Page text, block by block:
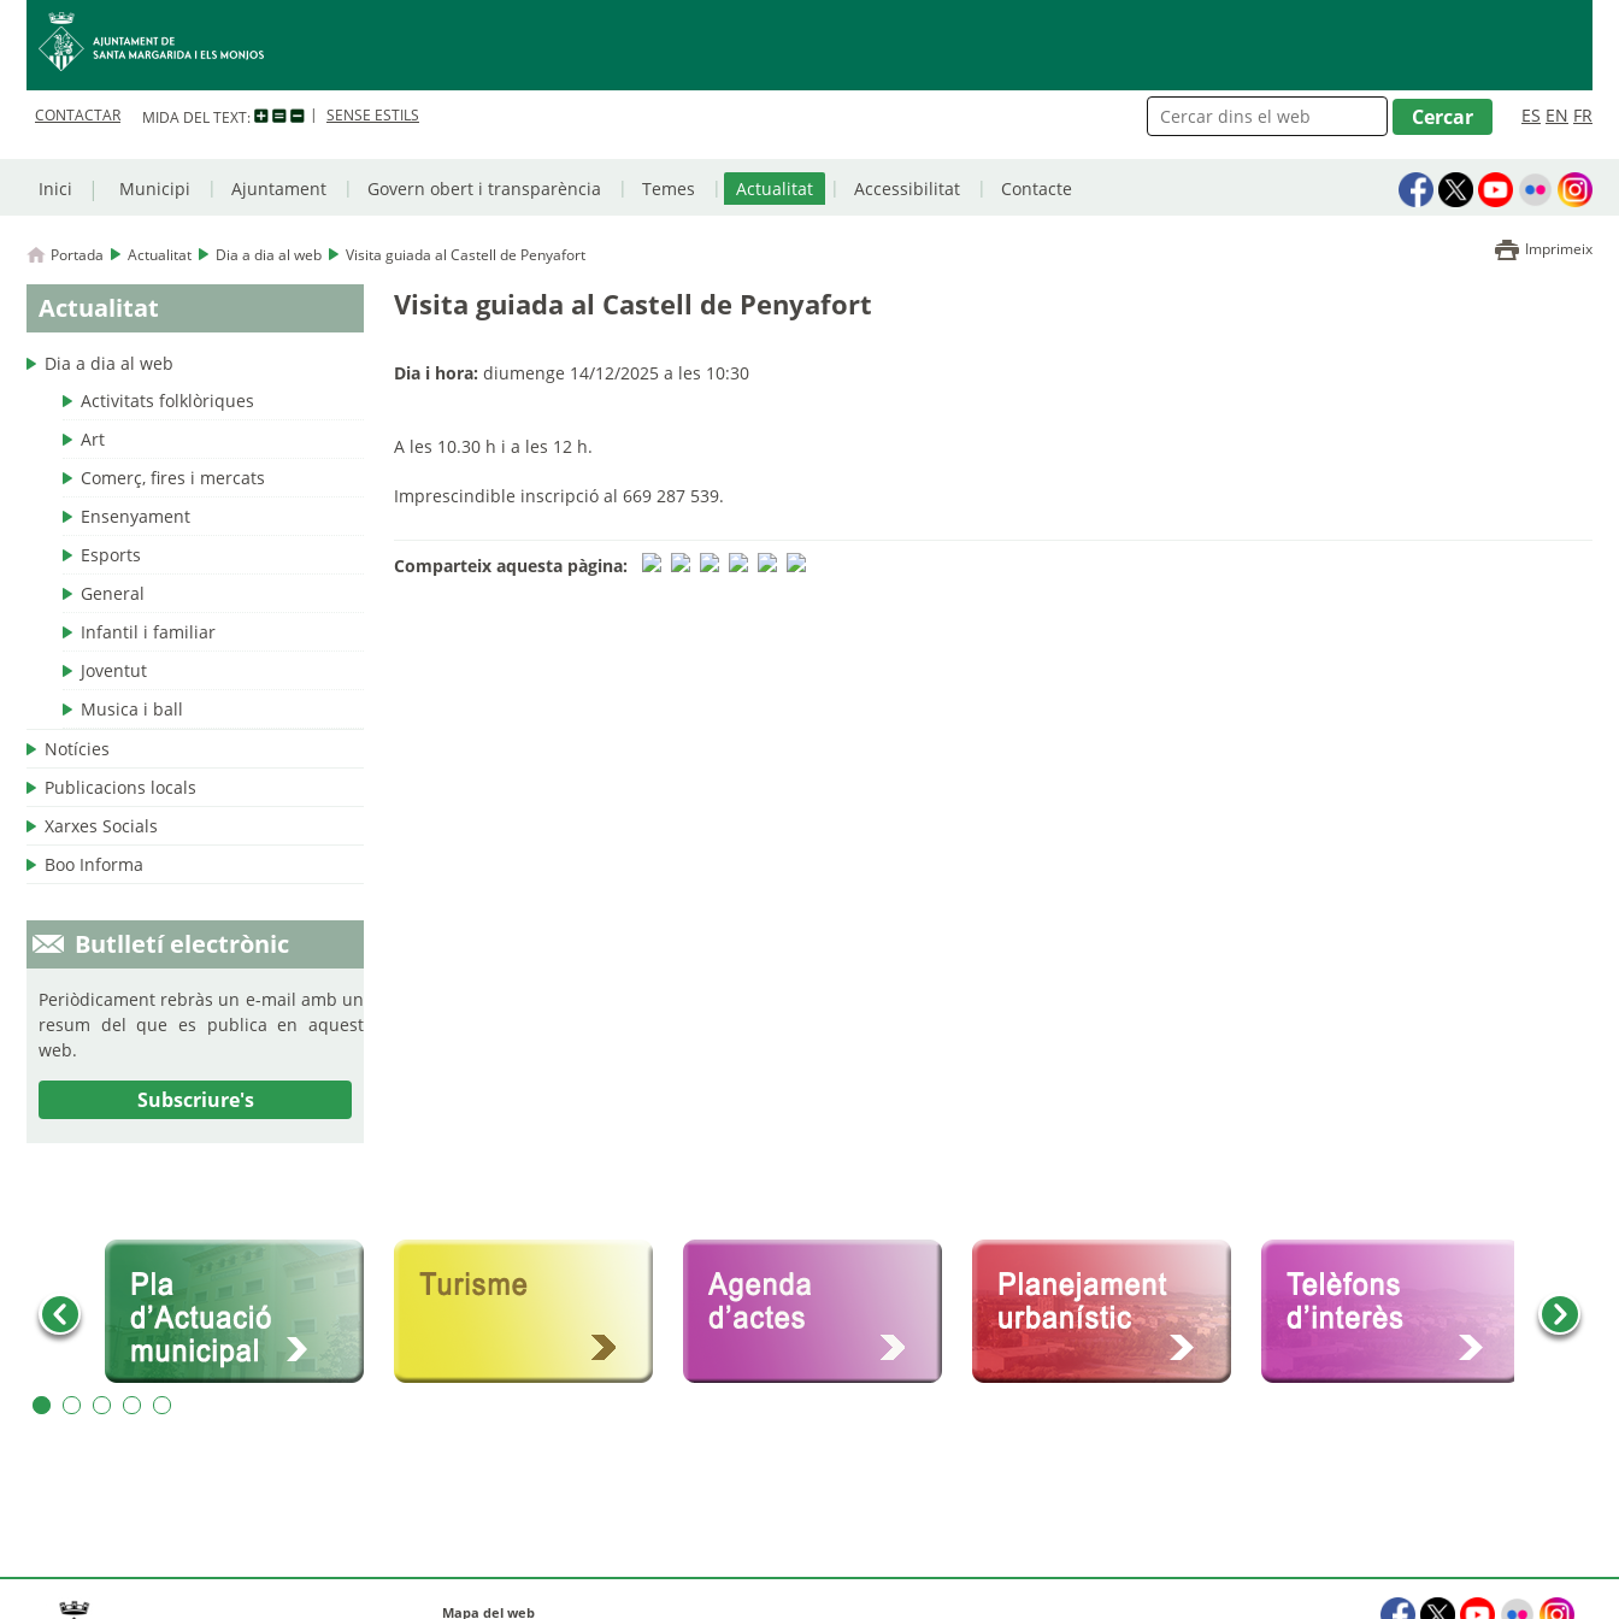
ES EN FR
CONTACTAR MIDA DEL TEXT: SENSE ESTILS
Inici Municipi Ajuntament Govern obert i transparència Temes Actualitat Accessibilitat Contacte
Portada Actualitat Dia a dia al web Visita guiada al Castell de Penyafort Imprimeix
Actualitat
Dia a dia al web
Activitats folklòriques
Art
Comerç, fires i mercats
Ensenyament
Esports
General
Infantil i familiar
Joventut
Musica i ball
Notícies
Publicacions locals
Xarxes Socials
Boo Informa
Butlletí electrònic
Periòdicament rebràs un e-mail amb un
resum del que es publica en aquest
web.
Subscriure's
Visita guiada al Castell de Penyafort
Dia i hora: diumenge 14/12/2025 a les 10:30
A les 10.30 h i a les 12 h.
Imprescindible inscripció al 669 287 539.
Comparteix aquesta pàgina:
Mapa del web